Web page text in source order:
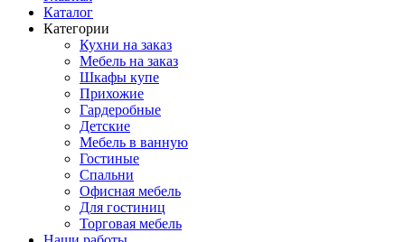
Каталог
Категории
Кухни на заказ
Мебель на заказ
Шкафы купе
Прихожие
Гардеробные
Детские
Мебель в ванную
Гостиные
Спальни
Офисная мебель
Для гостиниц
Торговая мебель